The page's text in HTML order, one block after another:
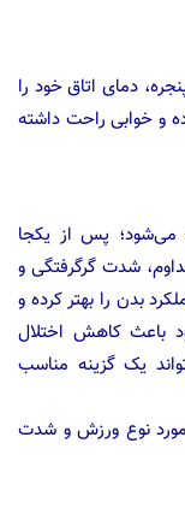
دمای اتاق خود را
و خوابی راحت داشته
می‌شود؛ پس از یکجا
شدت گرگرفتگی و
بدن را بهتر کرده و
باعث کاهش اختلال
یک گزینه مناسب
نوع ورزش و شدت